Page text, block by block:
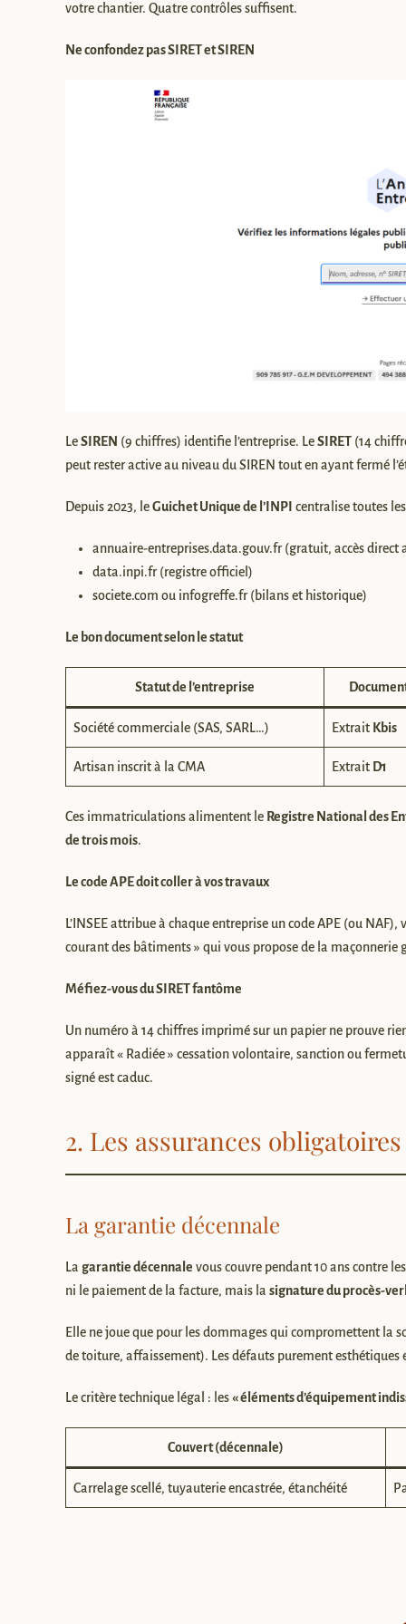
votre chantier. Quatre contrôles suffisent.
Ne confondez pas SIRET et SIREN
LeSIREN (9 chiffres) identifie l’entreprise. LeSIRET (14
peut rester active au niveau du SIREN tout en ayant fermé
Depuis 2023, leGuichet Unique de l’INPI centralise toutes
annuaire-entreprises.data.gouv.fr (gratuit, accès direct
data.inpi.fr (registre officiel)
societe.com ou infogreffe.fr (bilans et historique)
Le bon document selon le statut
Statut de l’entreprise
Société commerciale (SAS, SARL…) Extrait Kbis
Artisan inscrit à la CMA Extrait D1
Ces immatriculations alimentent le Registre National des
de trois mois.
Le code APE doit coller à vos travaux
L’INSEE attribue à chaque entreprise un code APE (ou
courant des bâtiments » qui vous propose de la
Méfiez-vous du SIRET fantôme
Un numéro à 14 chiffres imprimé sur un papier ne prouve
apparaît « Radiée » cessation volontaire, sanction ou
signé est caduc.
2. Les assurances
La garantie décennale
La garantie décennale vous couvre pendant 10 ans contre
ni le paiement de la facture, mais la signature du procès-
Elle ne joue que pour les dommages qui compromettent la
de toiture, affaissement). Les défauts purement esthétiques
Le critère technique légal : les« éléments d’équipement
Couvert (décennale)
Carrelage scellé, tuyauterie encastrée, étanchéité